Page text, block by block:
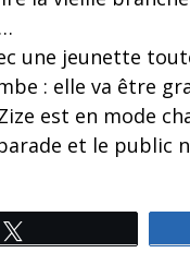
une jeunette
: elle va être
est en mode
et le public